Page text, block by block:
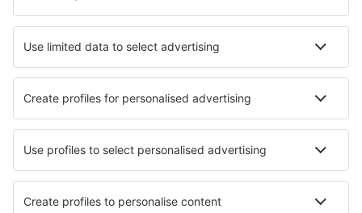
Hoteluri în Moldova - Orașe populare
Hoteluri în Chișinău Hoteluri în Tiraspol
Hoteluri în Cahul Hoteluri în Causeni Hoteluri Tohatin
Hoteluri Trebujeni Hoteluri în Leova
Hoteluri în Soldanesti